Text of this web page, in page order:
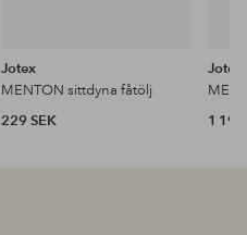
Jotex
MENTON sittdyna fåtölj
229 SEK
Jotex
1 199